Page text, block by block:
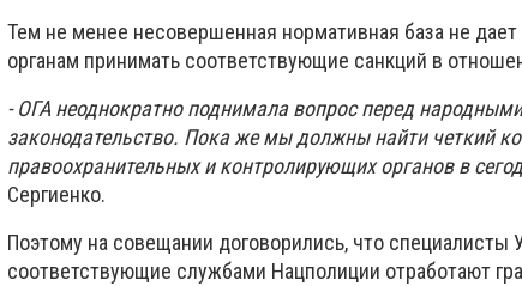
Тем не менее несовершенная нормативная база не
органам принимать соответствующие санкций в
- ОГА неоднократно поднимала вопрос перед
законодательство. Пока же мы должны найти четкий
правоохранительных и контролирующих органов в
Сергиенко.
Поэтому на совещании договорились, что специалисты
соответствующие службами Нацполиции отработают